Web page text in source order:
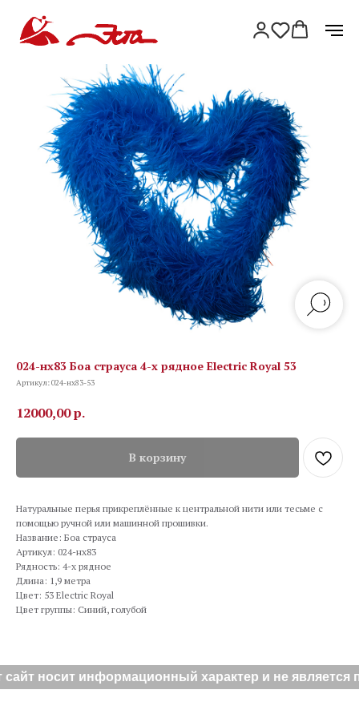
024-нх83 Боа страуса 4-х рядное Electric Royal 53
Артикул:024-нх83-53
12000,00р.
В корзину
Натуральные перья прикреплённые к центральной нити или тесьме с
помощью ручной или машинной прошивки.
Название: Боа страуса
Артикул: 024-нх83
Рядность: 4-х рядное
Длина: 1,9 метра
Цвет: 53 Electric Royal
Цвет группы: Синий, голубой
носит информационный характер и не является